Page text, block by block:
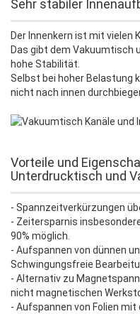
Sehr stabiler
Der Innenkern ist mit vielen
Das gibt dem Vakuumtisch
hohe Stabilität.
Selbst bei hoher Belastung
nicht nach innen
Vorteile und
Unterdrucktisch und
- Spannzeitverkürzungen
- Zeitersparnis
90% möglich.
- Aufspannen von dünnen
Schwingungsfreie
- Alternativ zu
nicht magnetischen
- Aufspannen von Folien